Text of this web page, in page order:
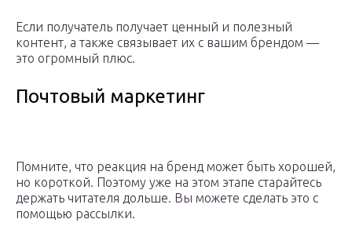
Если получатель получает ценный и полезный
контент, а также связывает их с вашим брендом —
это огромный плюс.
Почтовый маркетинг
Помните, что реакция на бренд может быть хорошей,
но короткой. Поэтому уже на этом этапе старайтесь
держать читателя дольше. Вы можете сделать это с
помощью рассылки.